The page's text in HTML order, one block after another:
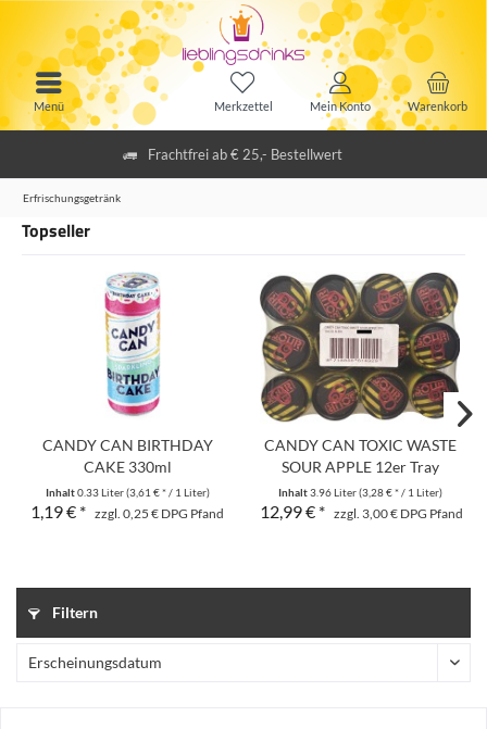
Frachtfrei ab € 25,- Bestellwert
Menü Warenkorb
Merkzettel Mein Konto
Erfrischungsgetränk
Topseller
CANDY CAN BIRTHDAY
CAKE 330ml
Inhalt0.33 Liter(3,61 € * / 1 Liter)
1,19 € * zzgl. 0,25 € DPG Pfand
CANDY CAN TOXIC WASTE
SOUR APPLE 12er Tray
Inhalt3.96 Liter(3,28 € * / 1 Liter)
12,99 € * zzgl. 3,00 € DPG Pfand
Filtern